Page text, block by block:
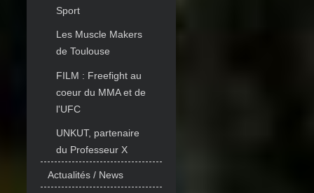
Sport
Les Muscle Makers
de Toulouse
FILM : Freefight au
coeur du MMA et de
l'UFC
UNKUT, partenaire
du Professeur X
Actualités / News